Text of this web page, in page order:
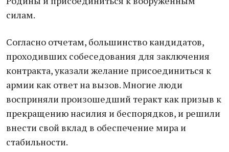
силам.
Согласно отчетам, большинство кандидатов,
проходивших собеседования для заключения
контракта, указали желание присоединиться к
армии как ответ на вызов. Многие люди
восприняли произошедший теракт как призыв к
прекращению насилия и беспорядков, и решили
внести свой вклад в обеспечение мира и
стабильности.